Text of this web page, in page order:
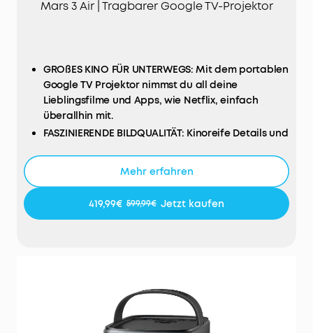
Mars 3 Air | Tragbarer Google TV-Projektor
GROßES KINO FÜR UNTERWEGS: Mit dem portablen
Google TV Projektor nimmst du all deine
Lieblingsfilme und Apps, wie Netflix, einfach
überallhin mit.
FASZINIERENDE BILDQUALITÄT: Kinoreife Details und
400 ANSI Lumen Helligkeit.
kannst du bis zu 2,5h Filme & Serien schauen oder
bis zu 8h Musik hören.
SCHNELLE EINRICHTUNG: Mit unserer smarten
Technologie sind Bildkalibrierung,
Trapezkorrektur, Autofokus und
Mehr erfahren
419,99€ 599,99€ Jetzt kaufen